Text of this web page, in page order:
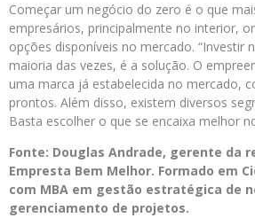
Começar um negócio do zero é o que
empresários, principalmente no interior,
opções disponíveis no mercado. “Investir
maioria das vezes, é a solução. O
uma marca já estabelecida no mercado,
prontos. Além disso, existem diversos
Basta escolher o que se encaixa melhor
Fonte: Douglas Andrade, gerente da
Empresta Bem Melhor. Formado em
com MBA em gestão estratégica de
gerenciamento de projetos.